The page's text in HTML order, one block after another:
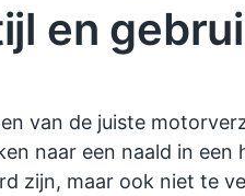
en
van de juiste
naar een naald in
zijn, maar ook niet te